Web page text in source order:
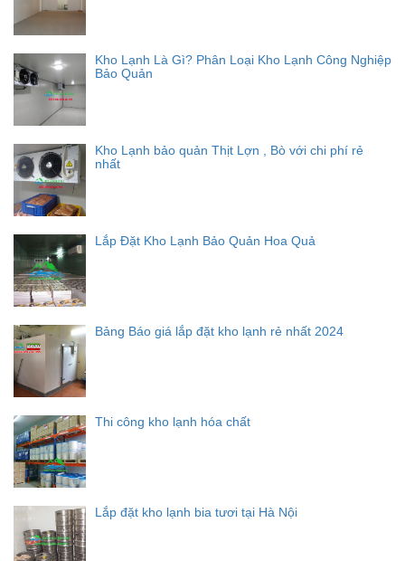
Kho Lạnh Là Gì? Phân Loại Kho Lạnh Công Nghiệp
Bảo Quản
Kho Lạnh bảo quản Thịt Lợn , Bò với chi phí rẻ
nhất
Lắp Đặt Kho Lạnh Bảo Quản Hoa Quả
Bảng Báo giá lắp đặt kho lạnh rẻ nhất 2024
Thi công kho lạnh hóa chất
Lắp đặt kho lạnh bia tươi tại Hà Nội